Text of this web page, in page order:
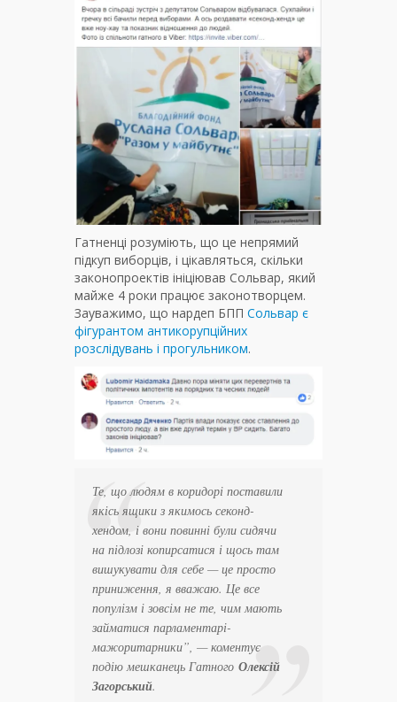
Гатненці розуміють, що це непрямий
підкуп виборців, і цікавляться, скільки
законопроектів ініціював Сольвар, який
майже 4 роки працює законотворцем.
Зауважимо, що нардеп БПП Сольвар є
фігурантом антикорупційних
розслідувань і прогульником.
Те, що людям в коридорі поставили
якісь ящики з якимось секонд-
хендом, і вони повинні були сидячи
на підлозі копирсатися і щось там
вишукувати для себе — це просто
приниження, я вважаю. Це все
популізм і зовсім не те, чим мають
займатися парламентарі-
мажоритарники”, — коментує
подію мешканець Гатного Олексій
Загорський.